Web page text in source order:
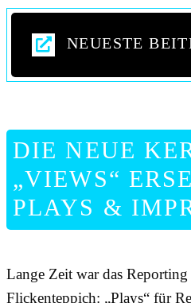
NEUESTE
DIE NEUE
„VIEWS“
PLAYS &
Lange Zeit war das
Flickenteppich: „Plays“ für